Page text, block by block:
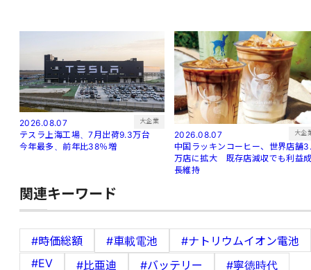
2026.08.07 大企業
テスラ上海工場、7月出荷9.3万台
今年最多、前年比38％増
2026.08.07 大企
中国ラッキンコーヒー、世界店舗
万店に拡大 既存店減収でも利益
長維持
関連キーワード
#時価総額 #車載電池
#ナトリウムイオン電池
#EV
#比亜迪 #バッテリー #寧徳時代